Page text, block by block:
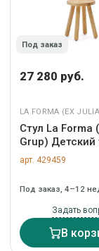
Под заказ
27 280 руб.
LA FORMA (ЕХ
Стул La Forma
Grup) Детский
Dilcia из
каучука 31 см
арт. 429459
Под заказ, 4–12
Задать
В